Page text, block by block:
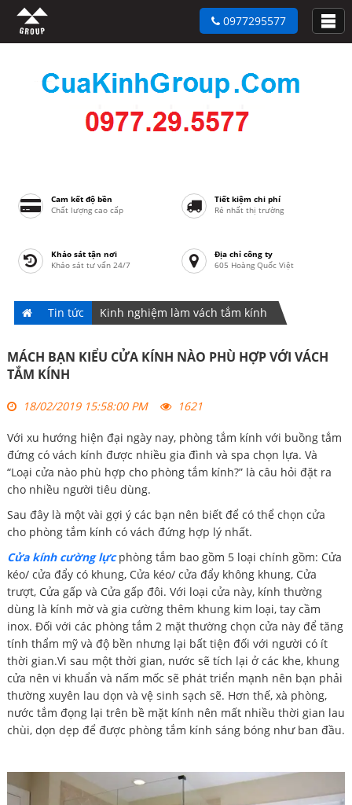
Cam kết độ bền
Chất lượng cao cấp
Tiết kiệm chi phí
Rẻ nhất thị trường
Khảo sát tận nơi
Khảo sát tư vấn 24/7
Địa chỉ công ty
605 Hoàng Quốc Việt
0977295577
Tin tức Kinh nghiệm làm vách tắm kính
MÁCH BẠN KIỂU CỬA KÍNH NÀO PHÙ HỢP VỚI VÁCH
TẮM KÍNH
18/02/2019 15:58:00 PM 1621
Với xu hướng hiện đại ngày nay, phòng tắm kính với buồng tắm
đứng có vách kính được nhiều gia đình và spa chọn lựa. Và
“Loại cửa nào phù hợp cho phòng tắm kính?” là câu hỏi đặt ra
cho nhiều người tiêu dùng.
Sau đây là một vài gợi ý các bạn nên biết để có thể chọn cửa
cho phòng tắm kính có vách đứng hợp lý nhất.
Cửa kính cường lựcphòng tắm bao gồm 5 loại chính gồm: Cửa
kéo/ cửa đẩy có khung, Cửa kéo/ cửa đẩy không khung, Cửa
trượt, Cửa gấp và Cửa gấp đôi. Với loại cửa này, kính thường
dùng là kính mờ và gia cường thêm khung kim loại, tay cầm
inox. Đối với các phòng tắm 2 mặt thường chọn cửa này để tăng
tính thẩm mỹ và độ bền nhưng lại bất tiện đối với người có ít
thời gian.Vì sau một thời gian, nước sẽ tích lại ở các khe, khung
cửa nên vi khuẩn và nấm mốc sẽ phát triển mạnh nên bạn phải
thường xuyên lau dọn và vệ sinh sạch sẽ. Hơn thế, xà phòng,
nước tắm đọng lại trên bề mặt kính nên mất nhiều thời gian lau
chùi, dọn dẹp để được phòng tắm kính sáng bóng như ban đầu.